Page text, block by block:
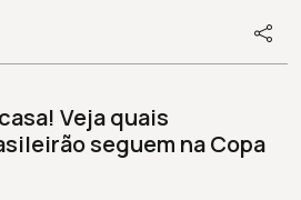
Veja quais
seguem na Copa